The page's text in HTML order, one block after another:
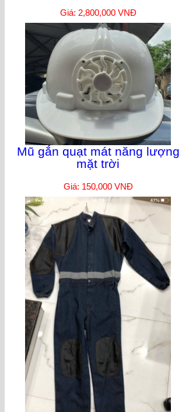
Giá: 2,800,000 VNĐ
Mũ gắn quạt mát năng lượng
mặt trời
Giá: 150,000 VNĐ